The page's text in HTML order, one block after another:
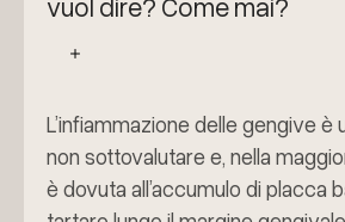
vuol dire? Come mai?
L’infiammazione delle gengive è
non sottovalutare e, nella
è dovuta all’accumulo di placca